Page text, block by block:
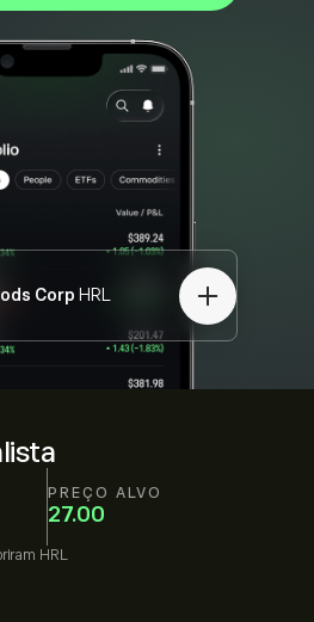
PREÇO ALVO
27.00
HRL
Corp HRL